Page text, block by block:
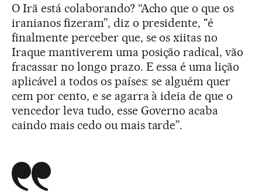
O Irã está colaborando? “Acho que o que os
iranianos fizeram”, diz o presidente, "é
finalmente perceber que, se os xiitas no
Iraque mantiverem uma posição radical, vão
fracassar no longo prazo. E essa é uma lição
aplicável a todos os países: se alguém quer
cem por cento, e se agarra à ideia de que o
vencedor leva tudo, esse Governo acaba
caindo mais cedo ou mais tarde”.